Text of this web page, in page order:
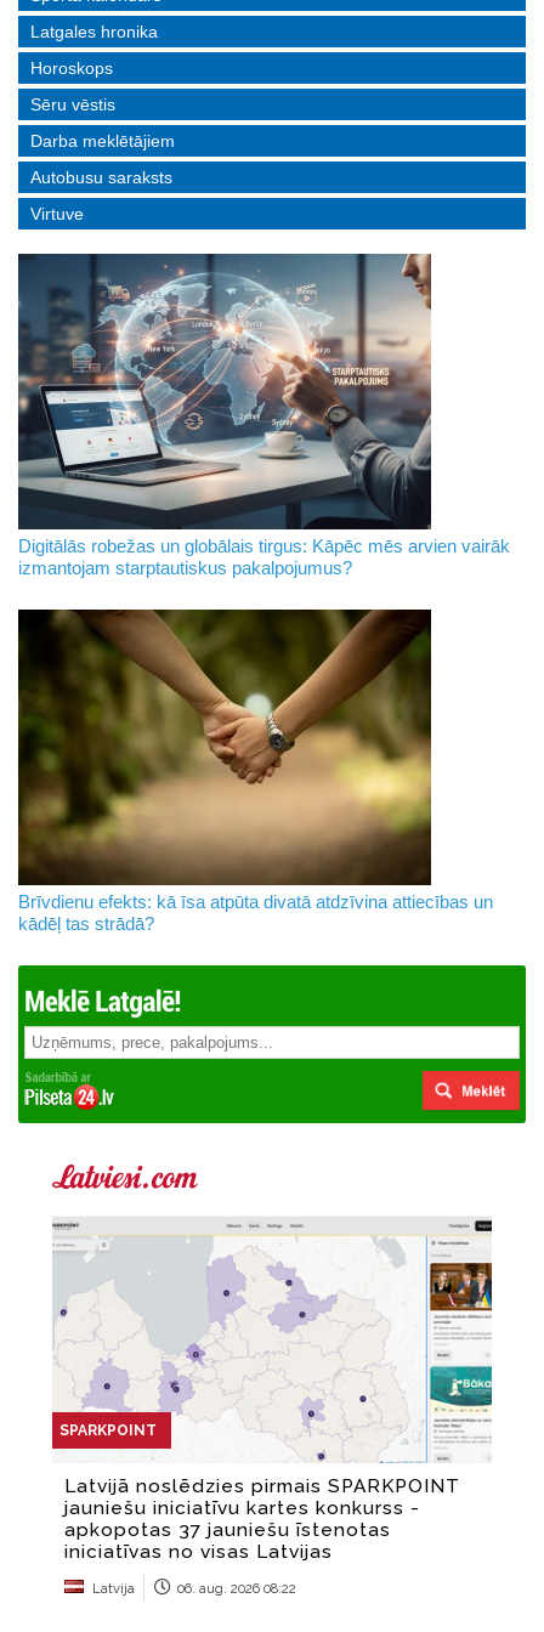
Latgales hronika
Horoskops
Sēru vēstis
Darba meklētājiem
Autobusu saraksts
Virtuve
Digitālās robežas un globālais tirgus: Kāpēc mēs arvien vairāk
izmantojam starptautiskus pakalpojumus?
Brīvdienu efekts: kā īsa atpūta divatā atdzīvina attiecības un
kādēļ tas strādā?